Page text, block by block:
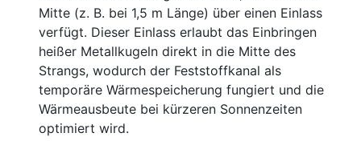
Mitte (z. B. bei 1,5 m Länge) über einen Einlass
verfügt. Dieser Einlass erlaubt das Einbringen
heißer Metallkugeln direkt in die Mitte des
Strangs, wodurch der Feststoffkanal als
temporäre Wärmespeicherung fungiert und die
Wärmeausbeute bei kürzeren Sonnenzeiten
optimiert wird.